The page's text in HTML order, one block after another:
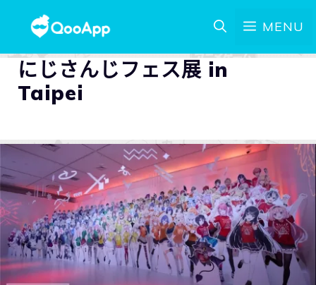
MENU
にじさんじフェス展 in
Taipei